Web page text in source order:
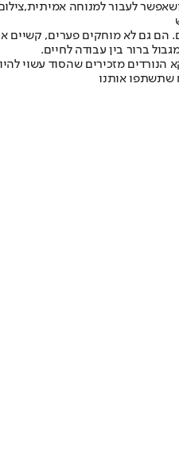
לעבור למנוחה
הם גם לא מוחקים פערים,
ברור בין עבודה לחיים.
הנורדים מזכירים שהסוד עשוי
שתשתפו אותנו